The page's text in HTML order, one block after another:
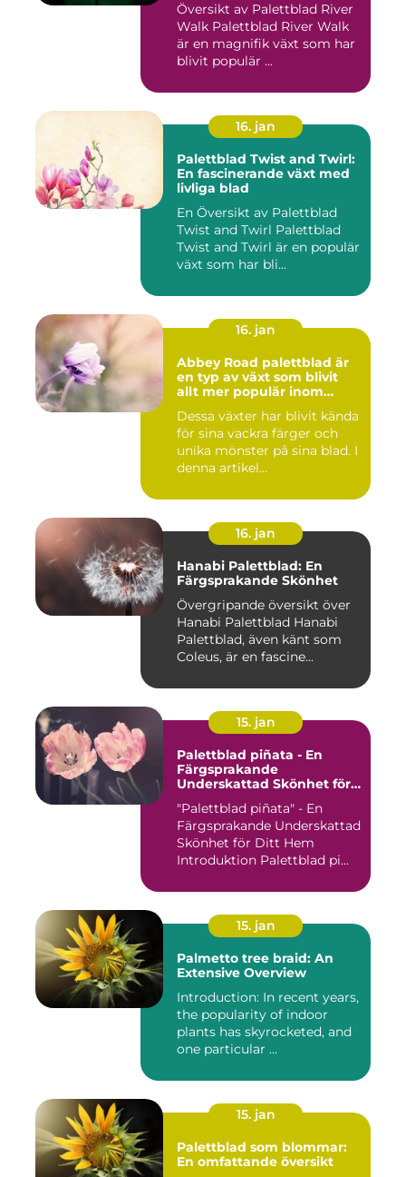
Översikt av Palettblad River
Walk Palettblad River Walk
är en magnifik växt som har
blivit populär ...
16. jan
Palettblad Twist and Twirl:
En fascinerande växt med
livliga blad
En Översikt av Palettblad
Twist and Twirl Palettblad
Twist and Twirl är en populär
växt som har bli...
16. jan
Abbey Road palettblad är
en typ av växt som blivit
allt mer populär inom
Dessa växter har blivit kända
för sina vackra färger och
unika mönster på sina blad. I
denna artikel...
16. jan
Hanabi Palettblad: En
Färgsprakande Skönhet
Övergripande översikt över
Hanabi Palettblad Hanabi
Palettblad, även känt som
Coleus, är en fascine...
15. jan
Palettblad piñata - En
Färgsprakande
Underskattad Skönhet för
"Palettblad piñata" - En
Färgsprakande Underskattad
Skönhet för Ditt Hem
Introduktion Palettblad pi...
15. jan
Palmetto tree braid: An
Extensive Overview
Introduction: In recent years,
the popularity of indoor
plants has skyrocketed, and
one particular ...
15. jan
Palettblad som blommar:
En omfattande översikt